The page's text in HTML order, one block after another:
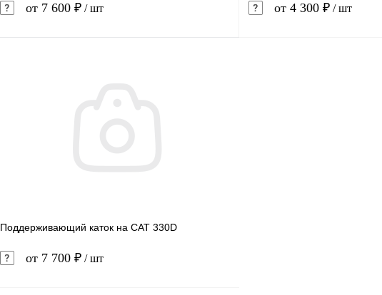
от 7 600 ₽ / шт от 4 300 ₽ / шт
Поддерживающий каток на CAT 330D
от 7 700 ₽ / шт